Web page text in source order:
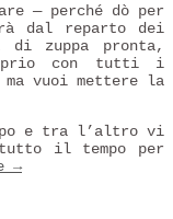
— perché dò per
dal reparto dei
di zuppa pronta,
con tutti i
vuoi mettere la
e tra l’altro vi
il tempo per
→